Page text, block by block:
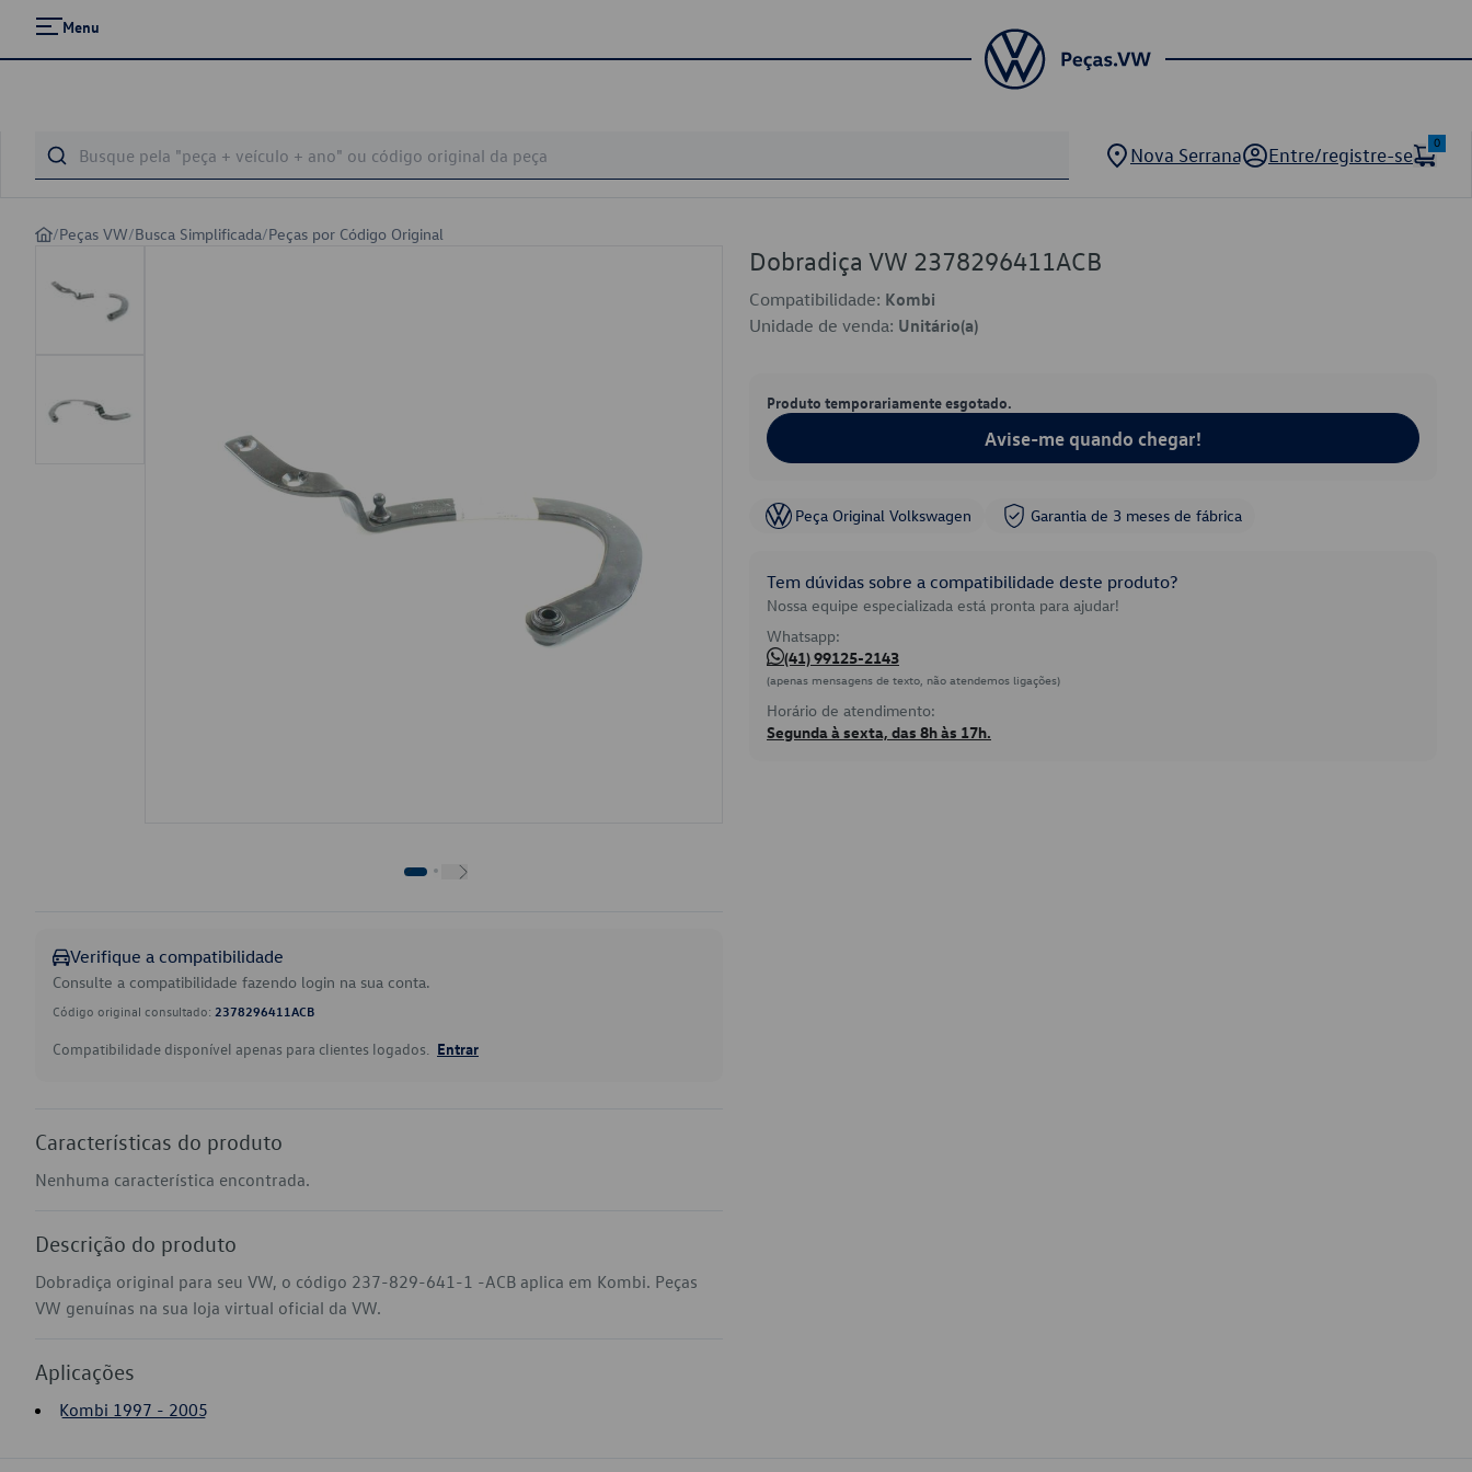
Menu
Nova Serrana Entre/registre-se
0
/Peças VW/Busca Simplificada/Peças por Código Original
Verifique a compatibilidade
Consulte a compatibilidade fazendo login na sua conta.
Código original consultado: 2378296411ACB
Compatibilidade disponível apenas para clientes logados. Entrar
Características do produto
Nenhuma característica encontrada.
Descrição do produto
Dobradiça original para seu VW, o código 237-829-641-1 -ACB aplica em Kombi. Peças
VW genuínas na sua loja virtual oficial da VW.
Aplicações
Kombi 1997 - 2005
Dobradiça VW 2378296411ACB
Compatibilidade: Kombi
Unidade de venda: Unitário(a)
Produto temporariamente esgotado.
Avise-me quando chegar!
Peça Original Volkswagen Garantia de 3 meses de fábrica
Tem dúvidas sobre a compatibilidade deste produto?
Nossa equipe especializada está pronta para ajudar!
Whatsapp:
(41) 99125-2143
(apenas mensagens de texto, não atendemos ligações)
Horário de atendimento:
Segunda à sexta, das 8h às 17h.